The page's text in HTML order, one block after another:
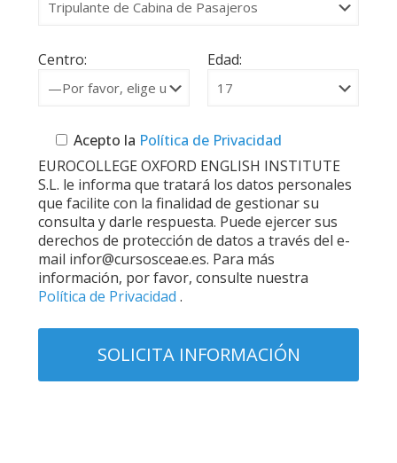
Centro: Edad:
Acepto la Política de Privacidad
EUROCOLLEGE OXFORD ENGLISH INSTITUTE
S.L. le informa que tratará los datos personales
que facilite con la finalidad de gestionar su
consulta y darle respuesta. Puede ejercer sus
derechos de protección de datos a través del e-
mail infor@cursosceae.es. Para más
información, por favor, consulte nuestra
Política de Privacidad .